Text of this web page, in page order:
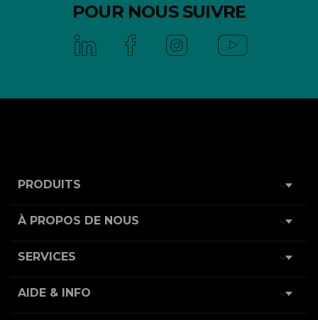
POUR NOUS SUIVRE
PRODUITS 
À PROPOS DE NOUS 
SERVICES 
AIDE & INFO 